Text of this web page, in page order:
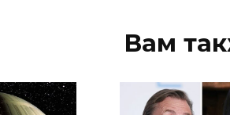
Вам